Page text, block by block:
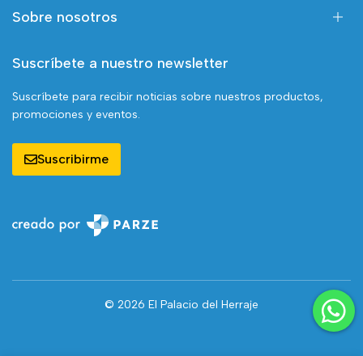
Sobre nosotros
Suscríbete a nuestro newsletter
Suscríbete para recibir noticias sobre nuestros productos,
promociones y eventos.
Suscribirme
© 2026 El Palacio del Herraje